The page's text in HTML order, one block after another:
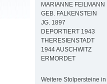
MARIANNE FEILMANN
GEB. FALKENSTEIN
JG. 1897
DEPORTIERT 1943
THERESIENSTADT
1944 AUSCHWITZ
ERMORDET
Weitere Stolpersteine in